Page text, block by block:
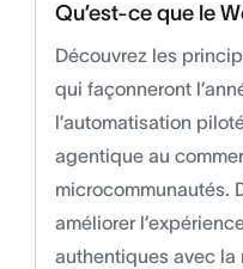
Qu’est-ce que le
Découvrez les
qui façonneront
l’automatisation
agentique au
microcommunautés.
améliorer
authentiques avec la